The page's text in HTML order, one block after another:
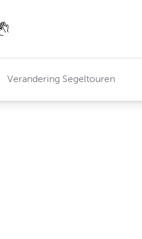
Verandering Segeltouren